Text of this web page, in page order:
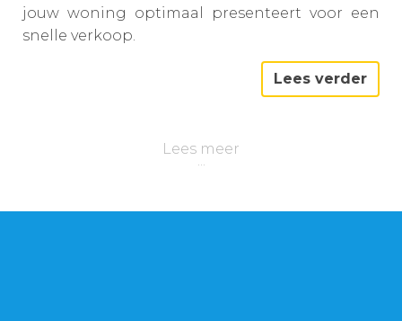
jouw woning optimaal presenteert voor een
snelle verkoop.
Lees verder
Lees meer